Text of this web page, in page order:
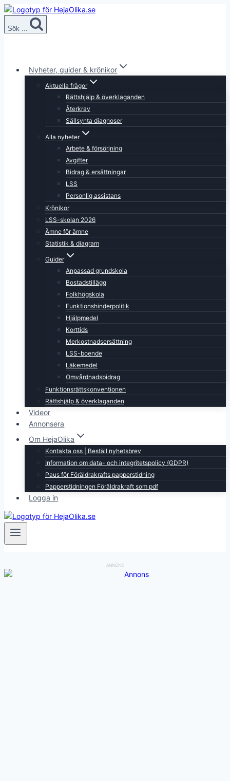
Skip
content
Sök ...
Nyheter, guider & krönikor
Aktuella frågor
Rättshjälp & överklaganden
Återkrav
Sällsynta diagnoser
Alla nyheter
Arbete & försörjning
Avgifter
Bidrag & ersättningar
LSS
Personlig assistans
Krönikor
LSS-skolan 2026
Ämne för ämne
Statistik & diagram
Guider
Anpassad grundskola
Bostadstillägg
Folkhögskola
Funktionshinderpolitik
Hjälpmedel
Korttids
Merkostnadsersättning
LSS-boende
Läkemedel
Omvårdnadsbidrag
Funktionsrättskonventionen
Rättshjälp & överklaganden
Videor
Annonsera
Om HejaOlika
Kontakta oss | Beställ nyhetsbrev
Information om data- och integritetspolicy (GDPR)
Paus för Föräldrakrafts papperstidning
Papperstidningen Föräldrakraft som pdf
Logga in
ANNONS